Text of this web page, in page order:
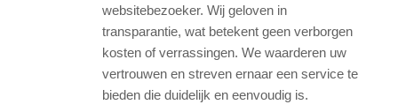
websitebezoeker. Wij geloven in
transparantie, wat betekent geen verborgen
kosten of verrassingen. We waarderen uw
vertrouwen en streven ernaar een service te
bieden die duidelijk en eenvoudig is.